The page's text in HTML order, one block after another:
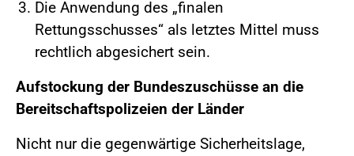
Die Anwendung des „finalen
Rettungsschusses“ als letztes Mittel muss
rechtlich abgesichert sein.
Aufstockung der Bundeszuschüsse an die
Bereitschaftspolizeien der Länder
Nicht nur die gegenwärtige Sicherheitslage,